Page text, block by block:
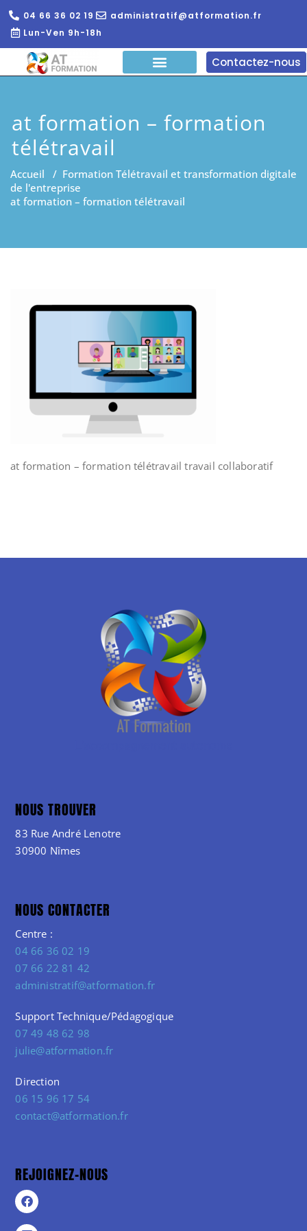
04 66 36 02 19
administratif@atformation.fr
Lun-Ven 9h-18h
Contactez-nous
at formation – formation
télétravail
Accueil / Formation Télétravail et transformation digitale
de l'entreprise
at formation – formation télétravail
at formation – formation télétravail travail collaboratif
NOUS TROUVER
83 Rue André Lenotre
30900 Nîmes
NOUS CONTACTER
Centre :
04 66 36 02 19
07 66 22 81 42
administratif@atformation.fr
Support Technique/Pédagogique
07 49 48 62 98
julie@atformation.fr
Direction
06 15 96 17 54
contact@atformation.fr
REJOIGNEZ-NOUS